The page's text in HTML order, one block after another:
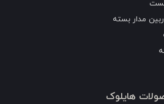
مدار بسته
هایلوک